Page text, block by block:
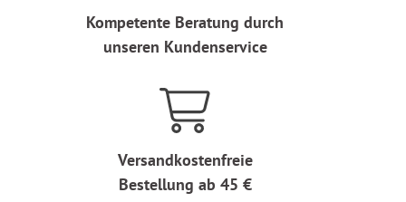
Kompetente Beratung durch
unseren Kundenservice
Versandkostenfreie
Bestellung ab 45 €